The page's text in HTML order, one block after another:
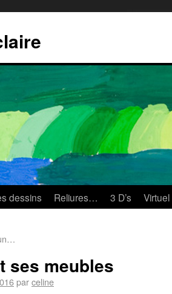
dessins Reliures… 3 D’s Virtuel
ses meubles
parceline